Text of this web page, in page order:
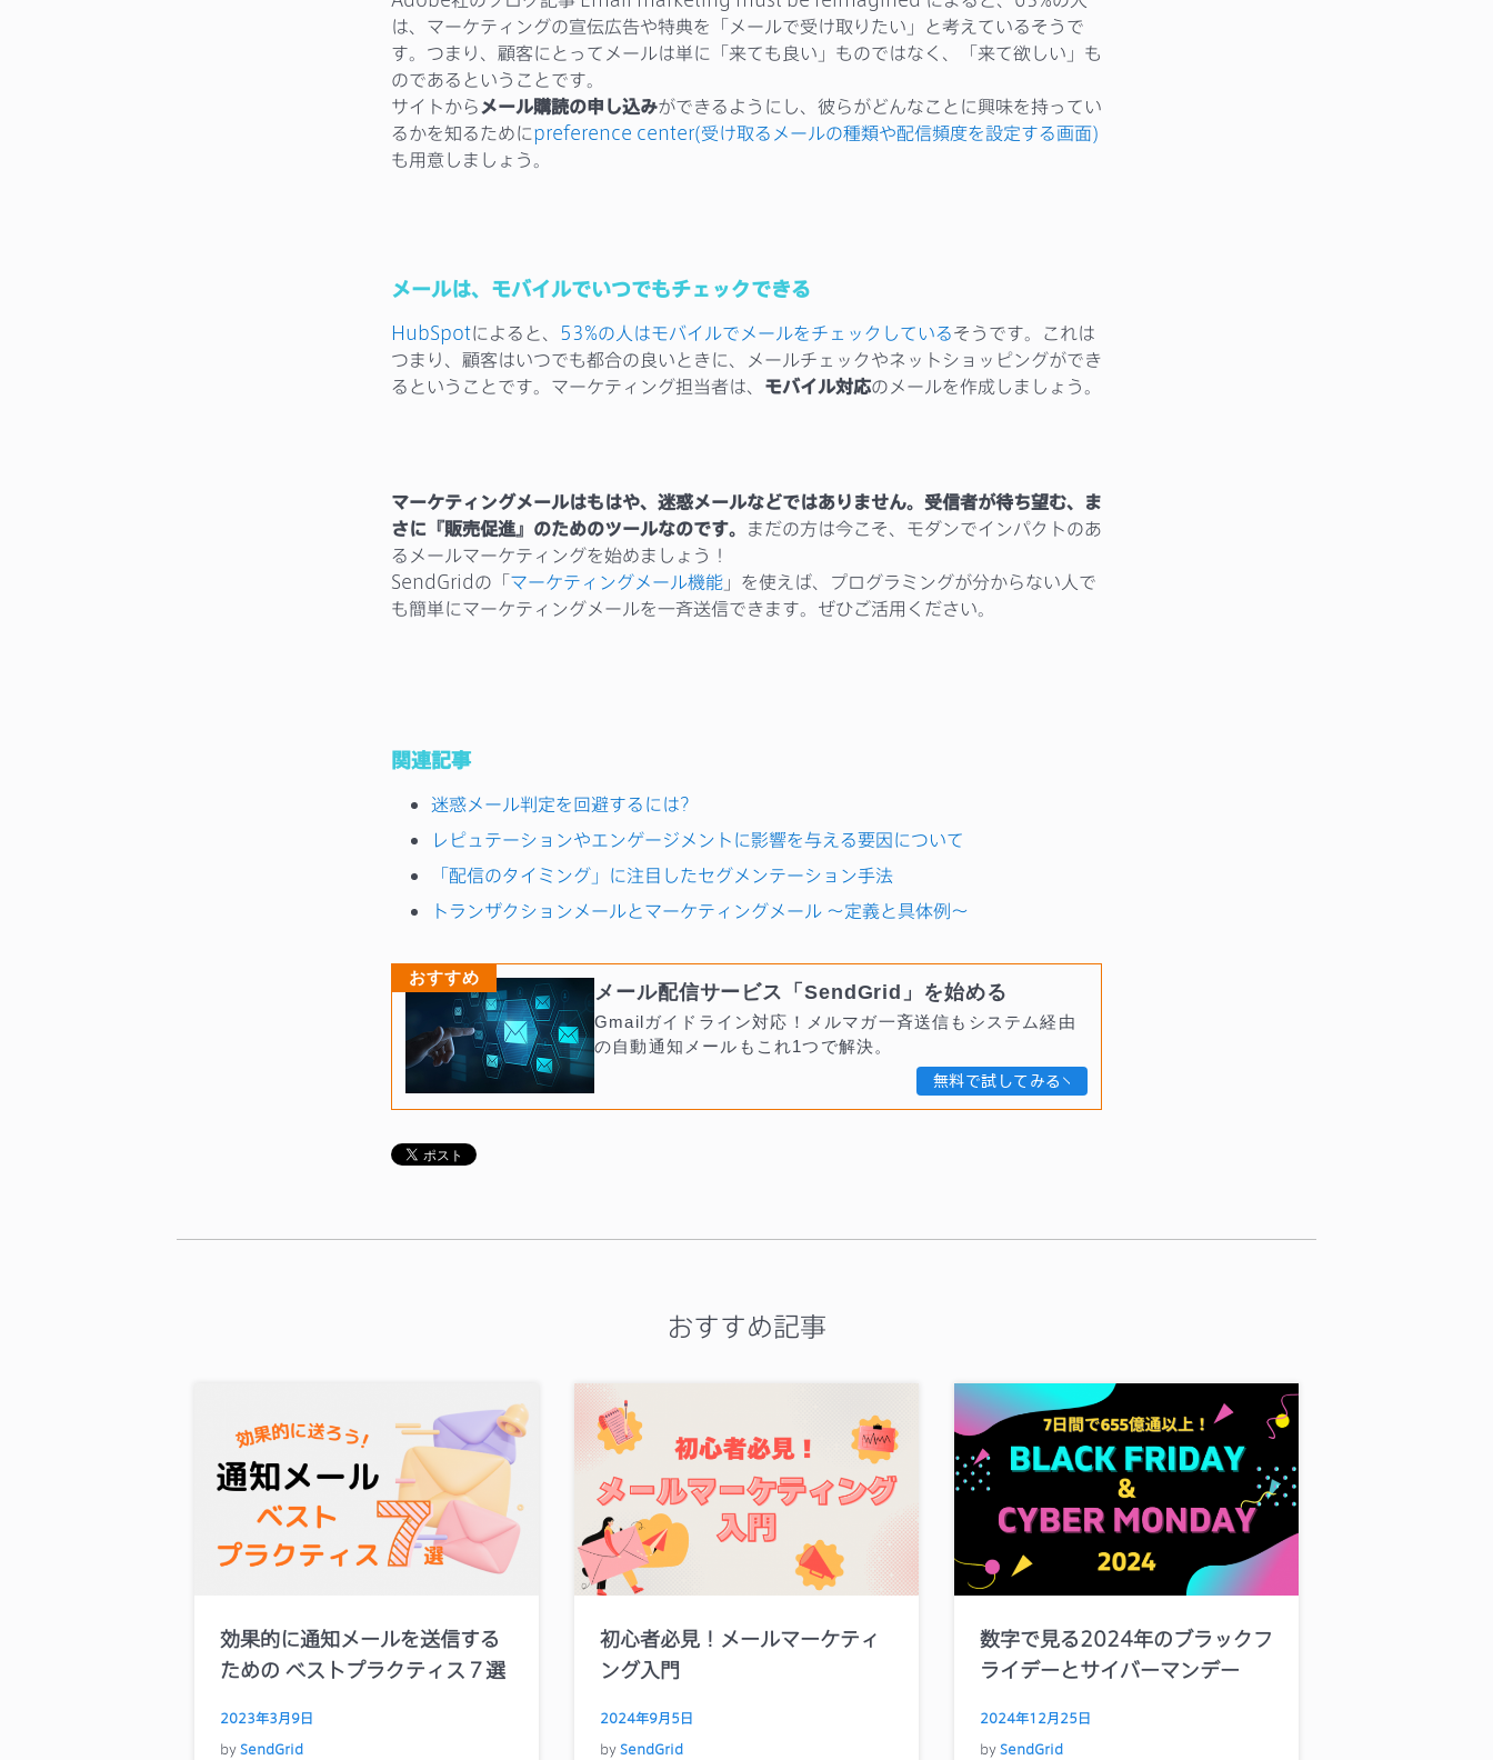
は、マーケティングの宣伝広告や特典を「メールで受け取りたい」と考えているそうで
す。つまり、顧客にとってメールは単に「来ても良い」ものではなく、「来て欲しい」も
のであるということです。
サイトからメール購読の申し込みができるようにし、彼らがどんなことに興味を持ってい
るかを知るためにpreference center(受け取るメールの種類や配信頻度を設定する画面)
も用意しましょう。
メールは、モバイルでいつでもチェックできる
HubSpotによると、 53%の人はモバイルでメールをチェックしているそうです。これは
つまり、顧客はいつでも都合の良いときに、メールチェックやネットショッピングができ
るということです。マーケティング担当者は、 モバイル対応のメールを作成しましょう。
マーケティングメールはもはや、迷惑メールなどではありません。受信者が待ち望む、ま
さに『販売促進』のためのツールなのです。 まだの方は今こそ、モダンでインパクトのあ
るメールマーケティングを始めましょう！
SendGridの「マーケティングメール機能 」を使えば、プログラミングが分からない人で
も簡単にマーケティングメールを一斉送信できます。ぜひご活用ください。
関連記事
迷惑メール判定を回避するには?
レピュテーションやエンゲージメントに影響を与える要因について
「配信のタイミング」に注目したセグメンテーション手法
トランザクションメールとマーケティングメール ～定義と具体例～
おすすめ
メール配信サービス「SendGrid」を始める
Gmailガイドライン対応！メルマガ一斉送信もシステム経由
の自動通知メールもこれ1つで解決。
無料で試してみる
おすすめ記事
効果的に通知メールを送信する
ための ベストプラクティス７選
2023年3月9日
bySendGrid
初心者必見！メールマーケティ
ング入門
2024年9月5日
bySendGrid
数字で見る2024年のブラックフ
ライデーとサイバーマンデー
2024年12月25日
bySendGrid